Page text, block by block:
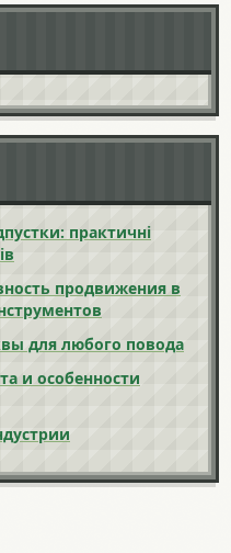
практичні
продвижения в
для любого повода
и особенности